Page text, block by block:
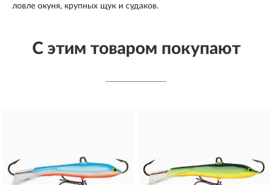
ловле окуня, крупных щук и судаков.
С этим товаром покупают